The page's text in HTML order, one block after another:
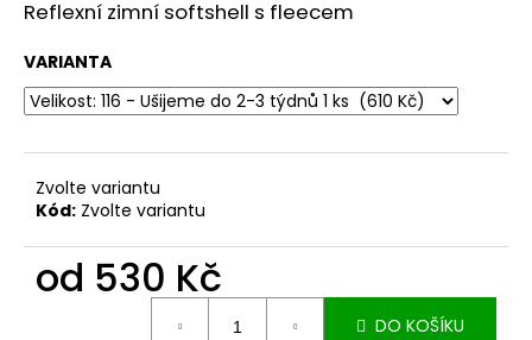
Reflexní zimní softshell s fleecem
VARIANTA
Zvolte variantu
Kód: Zvolte variantu
od 530 Kč
DO KOŠÍKU
HLEDAT
D
o
u
č
u